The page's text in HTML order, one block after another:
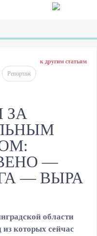
к другим статьям
Репортаж
ЗА
—
— ВЫРА
области
из которых сейчас